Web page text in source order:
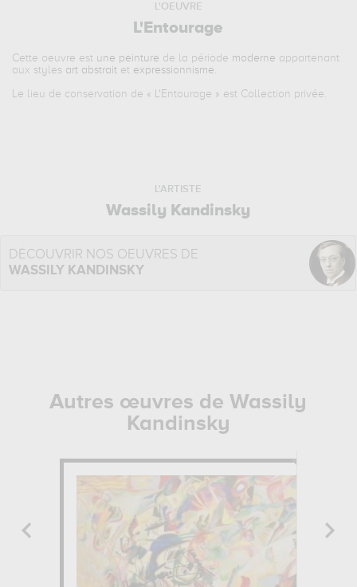
L'OEUVRE
L'Entourage
Cette oeuvre est une peinture de la période moderne appartenant
aux styles art abstrait et expressionnisme
Le lieu de conservation de « L'Entourage » est Collection privée.
L'ARTISTE
Wassily Kandinsky
DÉCOUVRIR NOS OEUVRES DE
WASSILY KANDINSKY
Autres œuvres de Wassily
Kandinsky